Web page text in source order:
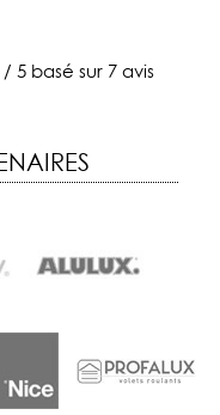
/5 basé sur 7avis